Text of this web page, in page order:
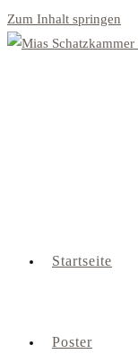
Zum Inhalt springen
Startseite
Poster